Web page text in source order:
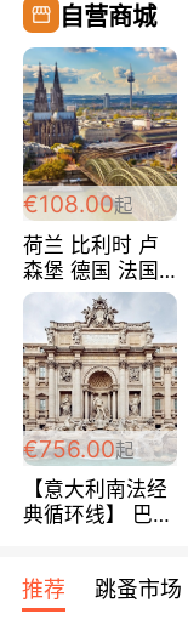
自营商城
€108.00起
荷兰 比利时 卢
森堡 德国 法国
超爽玩遍西欧 循
环线 全程四星宾
馆 108欧/人/天
€756.00起
【意大利南法经
典循环线】 巴黎
宾馆 108欧/天起
全程756欧/位
推荐 跳蚤市场